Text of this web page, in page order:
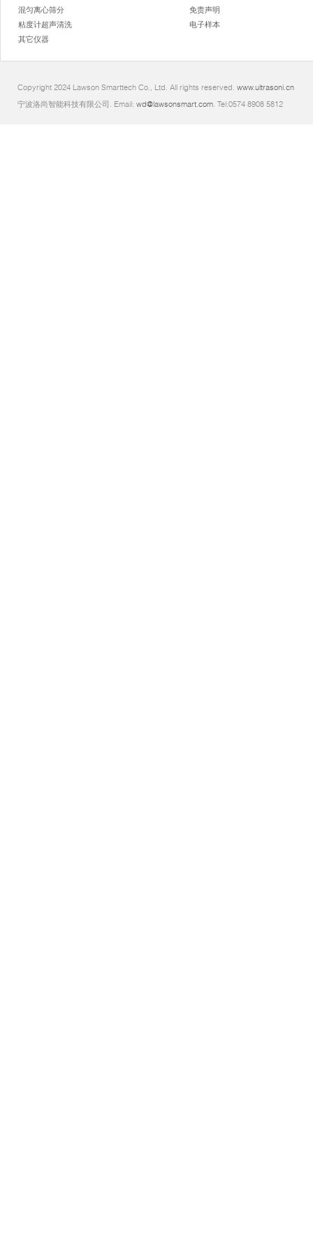
混匀离心筛分
粘度计超声清洗
其它仪器
免责声明
电子样本
Copyright 2024 Lawson Smarttech Co., Ltd. All rights reserved. www.ultrasoni.cn
宁波洛尚智能科技有限公司. Email: wd@lawsonsmart.com. Tel:0574 8908 5812